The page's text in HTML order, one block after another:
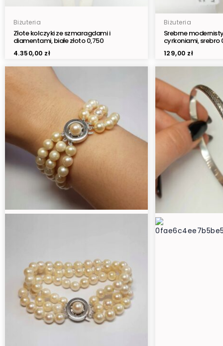
Biżuteria
Złote kolczyki ze szmaragdami i
diamentami, białe złoto 0,750
4.350,00 zł
Biżuteria
Srebrne
cyrkoniami,
129,00 zł